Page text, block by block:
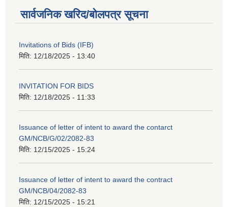
सार्वजनिक खरिद/बोलपत्र सूचना
Invitations of Bids (IFB)
मिति: 12/18/2025 - 13:40
INVITATION FOR BIDS
मिति: 12/18/2025 - 11:33
Issuance of letter of intent to award the contarct
GM/NCB/G/02/2082-83
मिति: 12/15/2025 - 15:24
Issuance of letter of intent to award the contract
GM/NCB/04/2082-83
मिति: 12/15/2025 - 15:21